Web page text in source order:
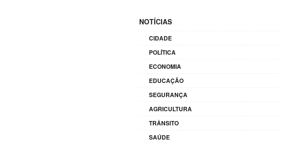
NOTÍCIAS
CIDADE
POLÍTICA
ECONOMIA
EDUCAÇÃO
SEGURANÇA
AGRICULTURA
TRÂNSITO
SAÚDE